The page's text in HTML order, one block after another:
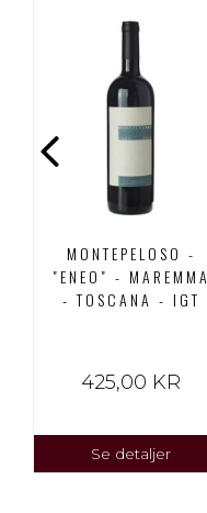
MONTEPELOSO -
"ENEO" - MAREMMA
- TOSCANA - IGT
425,00 KR
Se detaljer